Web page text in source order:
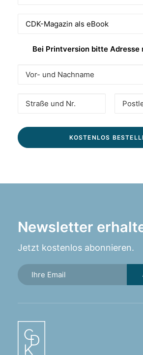
Bei Printversion bitte Adresse
Newsletter
Jetzt kostenlos abonnieren.